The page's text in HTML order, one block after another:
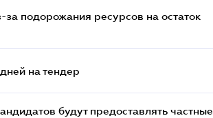
подорожания ресурсов на остаток
на тендер
будут предоставлять частные